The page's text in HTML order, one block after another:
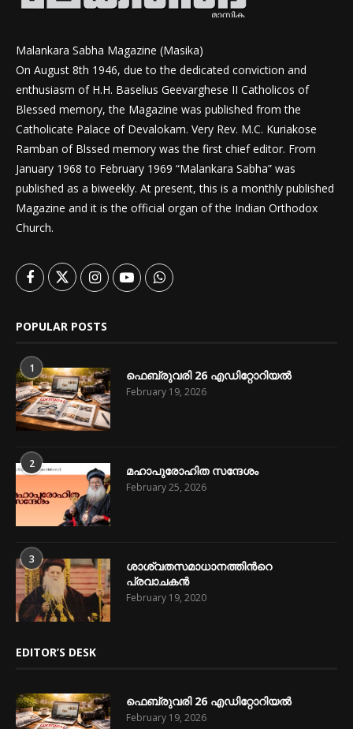
Malankara Sabha Magazine (Masika)
On August 8th 1946, due to the dedicated conviction and
enthusiasm of H.H. Baselius Geevarghese II Catholicos of
Blessed memory, the Magazine was published from the
Catholicate Palace of Devalokam. Very Rev. M.C. Kuriakose
Ramban of Blssed memory was the first chief editor. From
January 1968 to February 1969 “Malankara Sabha” was
published as a biweekly. At present, this is a monthly published
Magazine and it is the official organ of the Indian Orthodox
Church.
POPULAR POSTS
1 ഫെബ്രുവരി 26 എഡിറ്റോറിയൽ
February 19, 2026
2 മഹാപുരോഹിത സന്ദേശം
February 25, 2026
3
ശാശ്വതസമാധാനത്തിന്‍റെ
പ്രവാചകന്‍
February 19, 2020
EDITOR’S DESK
ഫെബ്രുവരി 26 എഡിറ്റോറിയൽ
February 19, 2026